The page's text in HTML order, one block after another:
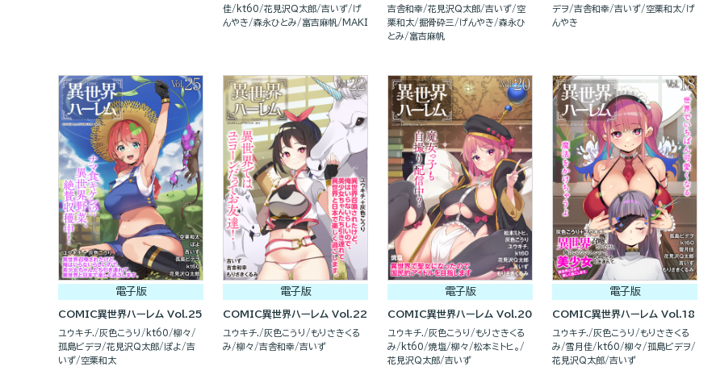
佳
kt60 花見沢Q太郎 吉いず
げ
んやき
森永ひとみ 富吉麻帆 MAKI
吉舎和幸 花見沢Q太郎 吉いず
空
栗和太 掘骨砕三 げんやき
森永ひ
とみ
富吉麻帆
デヲ
吉舎和幸 吉いず 空栗和太
げ
んやき
電子版
COMIC異世界ハーレム Vol.25
ユウキチ. 灰色こうり kt60
柳々
孤島ビデヲ
花見沢Q太郎 ぽよ
吉
いず
空栗和太
電子版
COMIC異世界ハーレム Vol.22
ユウキチ. 灰色こうり
もりさきくる
み
柳々 吉舎和幸 吉いず
電子版
COMIC異世界ハーレム Vol.20
ユウキチ. 灰色こうり
もりさきくる
み
kt60 焼塩 柳々
松本ミトヒ。
花見沢Q太郎 吉いず
電子版
COMIC異世界ハーレム Vol.18
ユウキチ. 灰色こうり
もりさきくる
み
雪月佳 kt60 柳々
孤島ビデヲ
花見沢Q太郎 吉いず